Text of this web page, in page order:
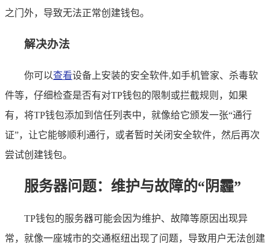
之门外，导致无法正常创建钱包。
解决办法
你可以查看设备上安装的安全软件,如手机管家、杀毒软
件等，仔细检查是否有对TP钱包的限制或拦截规则，如果
有，将TP钱包添加到信任列表中，就像给它颁发一张“通行
证”，让它能够顺利通行，或者暂时关闭安全软件，然后再次
尝试创建钱包。
服务器问题：维护与故障的“阴霾”
TP钱包的服务器可能会因为维护、故障等原因出现异
常，就像一座城市的交通枢纽出现了问题，导致用户无法创建